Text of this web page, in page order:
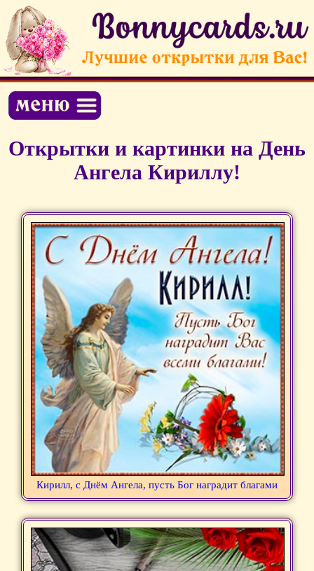
Открытки и картинки на День
Ангела Кириллу!
Кирилл, с Днём Ангела, пусть Бог наградит благами